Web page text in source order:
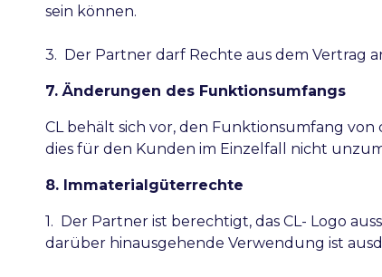
sein können.
3. Der Partner darf Rechte aus dem Vertrag
7. Änderungen des Funktionsumfangs
CL behält sich vor, den Funktionsumfang
dies für den Kunden im Einzelfall nicht
8. Immaterialgüterrechte
1. Der Partner ist berechtigt, das CL- Logo
darüber hinausgehende Verwendung ist